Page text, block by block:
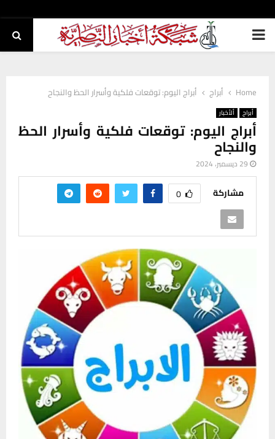
PRIMARY
Home أبراج أبراج اليوم: توقعات فلكية وأسرار الحظ والنجاح
أبراج ألأخبار
أبراج اليوم: توقعات فلكية وأسرار الحظ
والنجاح
29 ديسمبر، 2024
مشاركة 0